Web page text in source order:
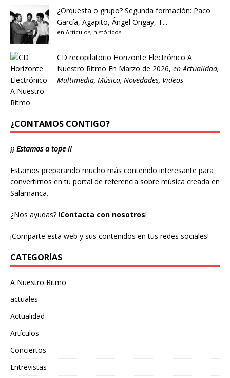
¿Orquesta o grupo? Segunda formación: Paco
García, Agapito, Ángel Ongay, T...
en Artículos, históricos
CD recopilatorio Horizonte Electrónico A
Nuestro Ritmo En Marzo de 2026, en Actualidad,
Multimedia, Música, Novedades, Videos
¿CONTAMOS CONTIGO?
¡¡ Estamos a tope !!
Estamos preparando mucho más contenido interesante para
convertirnos en tu portal de referencia sobre música creada en
Salamanca.
¿Nos ayudas? !Contacta con nosotros!
¡Comparte esta web y sus contenidos en tus redes sociales!
CATEGORÍAS
A Nuestro Ritmo
actuales
Actualidad
Artículos
Conciertos
Entrevistas